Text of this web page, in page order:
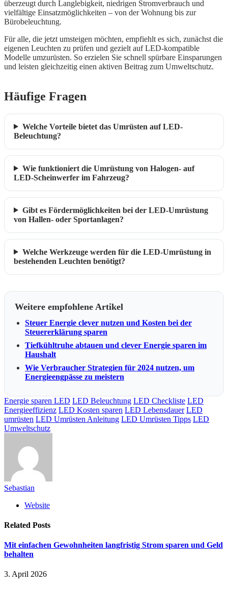
überzeugt durch Langlebigkeit, niedrigen Stromverbrauch und
vielfältige Einsatzmöglichkeiten – von der Wohnung bis zur
Bürobeleuchtung.
Für alle, die jetzt umsteigen möchten, empfiehlt es sich, zunächst die
eigenen Leuchten zu prüfen und gezielt auf LED-kompatible
Modelle umzurüsten. So erzielen Sie schnell spürbare Einsparungen
und leisten gleichzeitig einen aktiven Beitrag zum Umweltschutz.
Häufige Fragen
Welche Vorteile bietet das Umrüsten auf LED-
Beleuchtung?
Wie funktioniert die Umrüstung von Halogen- auf
LED-Scheinwerfer im Fahrzeug?
Gibt es Fördermöglichkeiten bei der LED-Umrüstung
von Hallen- oder Sportanlagen?
Welche Werkzeuge werden für die LED-Umrüstung in
bestehenden Leuchten benötigt?
Weitere empfohlene Artikel
Steuer Energie clever nutzen und Kosten bei der
Steuererklärung sparen
Tiefkühltruhe abtauen und clever Energie sparen im
Haushalt
Wie Verbraucher Strategien für 2024 nutzen, um
Energieengpässe zu meistern
Energie sparen LED LED Beleuchtung LED Checkliste LED
Energieeffizienz LED Kosten sparen LED Lebensdauer LED
umrüsten LED Umrüsten Anleitung LED Umrüsten Tipps LED
Umweltschutz
Sebastian
Website
Related Posts
Mit einfachen Gewohnheiten langfristig Strom sparen und Geld
behalten
3. April 2026